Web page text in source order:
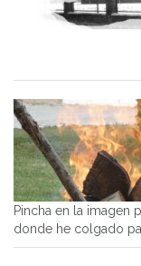
Pincha en la imagen
donde he colgado